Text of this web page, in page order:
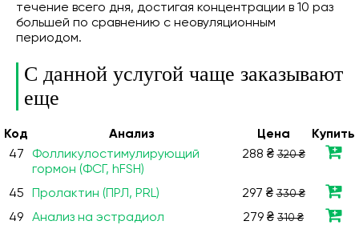
течение всего дня, достигая концентрации в 10 раз
большей по сравнению с неовуляционным
периодом.
С данной услугой чаще заказывают
еще
Код Анализ Цена
Купить
47
Фолликулостимулирующий
гормон (ФСГ, hFSH)
288 ₴320 ₴
45 Пролактин (ПРЛ, PRL) 297 ₴330 ₴
49 Анализ на эстрадиол 279 ₴ 310 ₴